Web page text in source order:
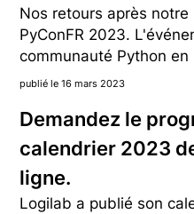
Nos retours après
PyConFR 2023.
communauté Python en
publié le 16 mars 2023
Demandez le
calendrier 2023
ligne.
Logilab a publié son